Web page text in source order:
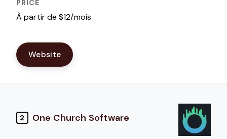
À partir de $12/mois
Website
2 One Church Software